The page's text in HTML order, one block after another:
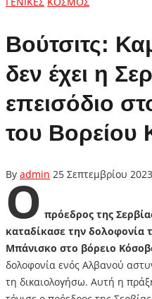
Βούτσιτς:
δεν έχει η
επεισόδιο
του Βορείου
By admin 25 Σεπτεμβρίου 2023
Ο πρόεδρος της
καταδίκασε την δολοφονία
Μπάνισκο στο βόρειο
δολοφονία ενός Αλβανού
τη δικαιολογήσω. Αυτή η